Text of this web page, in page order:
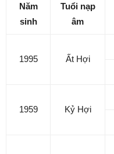
Năm
sinh
Tuổi nạp
âm
1995 Ất Hợi
1959 Kỷ Hợi